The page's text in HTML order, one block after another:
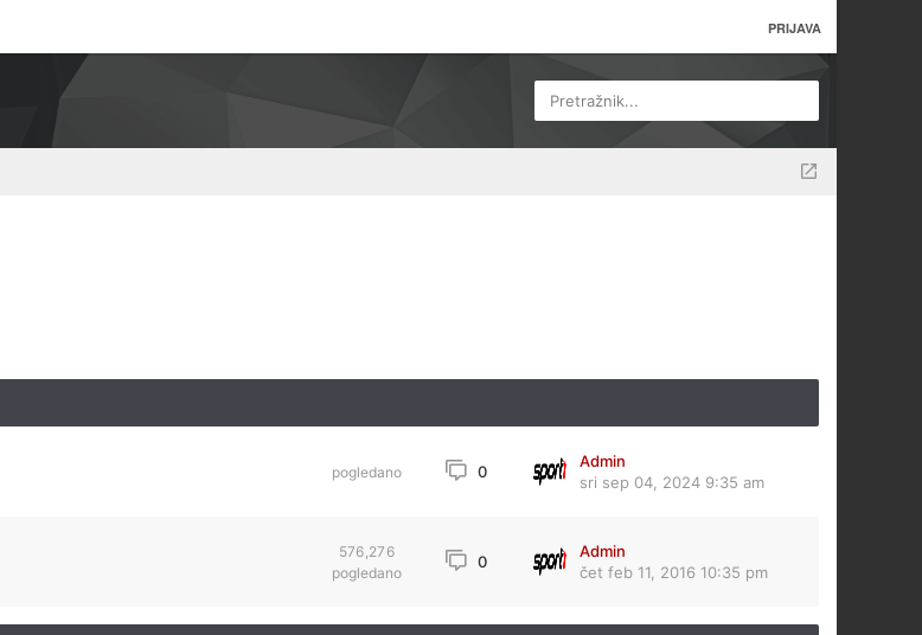
PRIJAVA
Pretražnik...
pogledano 0
Admin
sri sep 04, 2024 9:35 am
576,276
pogledano
0
Admin
čet feb 11, 2016 10:35 pm